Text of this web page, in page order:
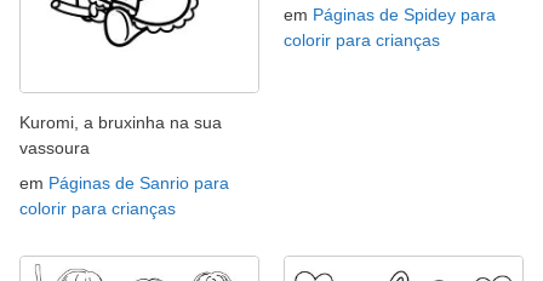
Kuromi, a bruxinha na sua
vassoura
em Páginas de Sanrio para
colorir para crianças
em Páginas de Spidey para
colorir para crianças